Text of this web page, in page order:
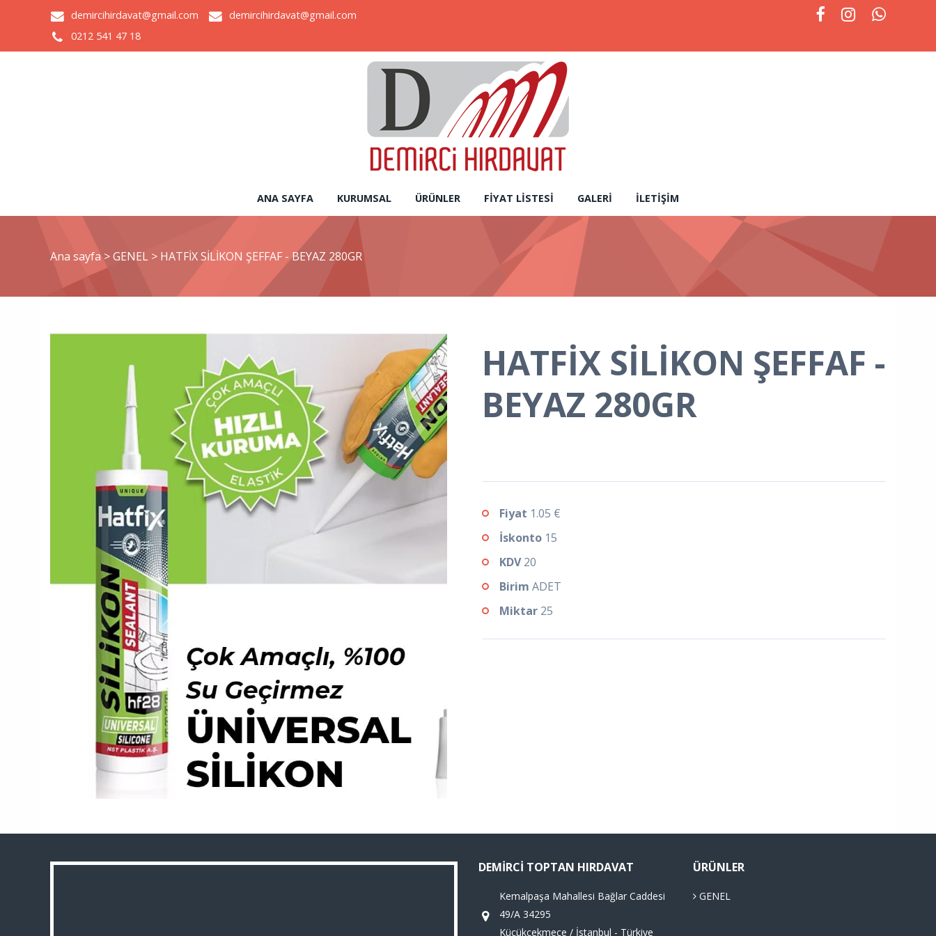
demircihirdavat@gmail.com
demircihirdavat@gmail.com
0212 541 47 18
ANA SAYFA KURUMSAL ÜRÜNLER FIYAT LISTESI GALERI İLETIŞIM
Ana sayfa >GENEL > HATFİX SİLİKON ŞEFFAF - BEYAZ 280GR
HATFİX SİLİKON ŞEFFAF -
BEYAZ 280GR
Fiyat 1.05 €
İskonto 15
KDV20
Birim ADET
Miktar 25
DEMIRCI TOPTAN HIRDAVAT
Kemalpaşa Mahallesi Bağlar Caddesi
49/A 34295
Küçükçekmece / İstanbul - Türkiye
ÜRÜNLER
GENEL